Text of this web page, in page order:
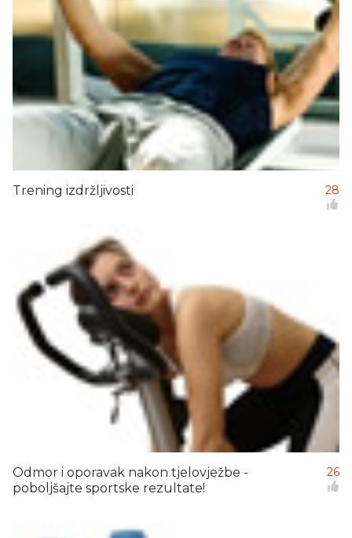
Trening izdržljivosti 28
Odmor i oporavak nakon tjelovježbe -
poboljšajte sportske rezultate!
26